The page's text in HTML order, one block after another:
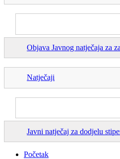
Objava Javnog natječaja za
Natječaji
Javni natječaj za dodjelu
Početak